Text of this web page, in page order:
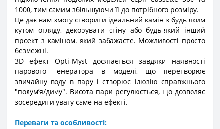
1000, тим самим збільшуючи її до потрібного розміру.
Це дає вам змогу створити ідеальний камін з будь яким
кутом огляду, декорувати стіну або будь-який інший
проект з каміном, який забажаєте. Можливості просто
безмежні.
3D ефект Opti-Myst досягається завдяки наявності
парового генератора в моделі, що перетворює
звичайну воду в пару і створює ілюзію справжнього
"полумʼя/диму". Висота пари регулюється, що дозволяє
зосередити увагу саме на ефекті.
Переваги та особливості: